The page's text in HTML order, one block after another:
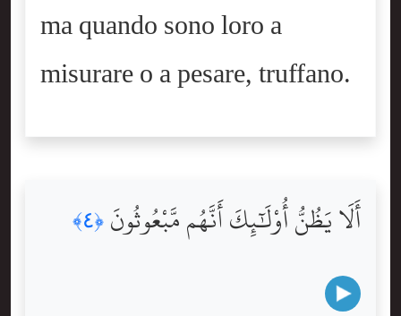
ma quando sono loro a
misurare o a pesare, truffano.
أَلَا يَظُنُّ أُوْلَٰٓئِكَ أَنَّهُم مَّبْعُوثُونَ ﴿٤﴾